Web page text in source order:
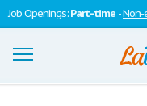
Job Openings:Part-time -Non-